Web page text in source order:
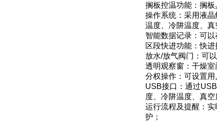
搁板控温功能：搁
操作系统：采用液
温度、冷阱温度、
智能数据记录：可
区段快进功能：快
放水/放气阀门：可
透明观察窗：干燥
分权操作：可设置
USB接口：通过
度、冷阱温度、真
运行流程及提醒：
护；